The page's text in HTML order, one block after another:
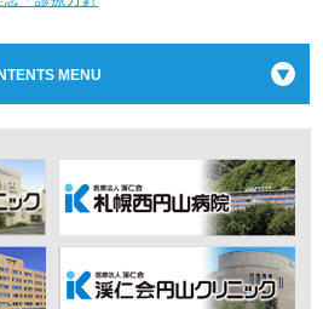
MENU